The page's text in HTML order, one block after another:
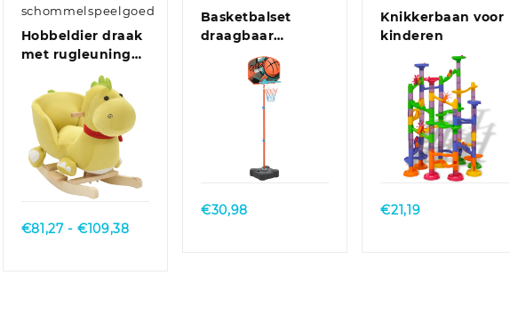
schommelspeelgoed
Hobbeldier draak
met rugleuning
60x32x53 cm
pluche limegroen
Quick View
€81,27 - €109,38Prijsklasse:
Basketbalset
draagbaar
verstelbaar 109-
€30,98
Knikkerbaan voor
kinderen
Quick View
€21,19